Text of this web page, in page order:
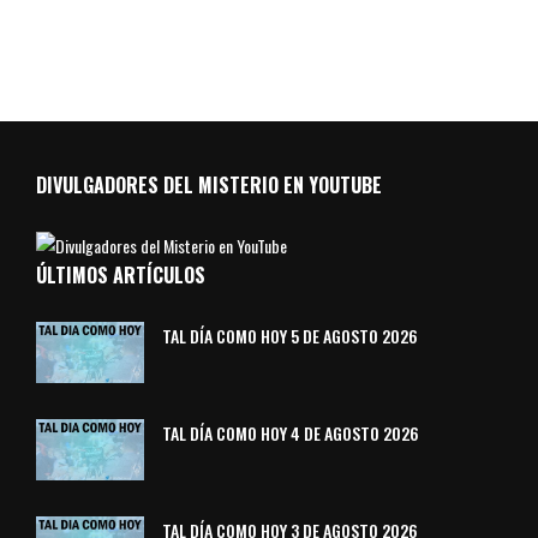
DIVULGADORES DEL MISTERIO EN YOUTUBE
ÚLTIMOS ARTÍCULOS
TAL DÍA COMO HOY 5 DE AGOSTO 2026
TAL DÍA COMO HOY 4 DE AGOSTO 2026
TAL DÍA COMO HOY 3 DE AGOSTO 2026